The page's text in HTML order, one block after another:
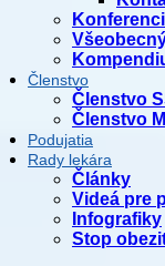
Členstvo
Členstvo
Členstvo
Podujatia
Rady lekára
Články
Videá pre
Infografiky
Stop